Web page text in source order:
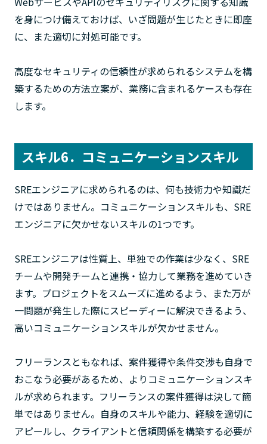
を身につけ備えておけば、いざ問題が生じたときに即座
に、また適切に対処可能です。
高度なセキュリティの信頼性が求められるシステムを構
築するための方法立案が、業務に含まれるケースも存在
します。
スキル6．コミュニケーションスキル
SREエンジニアに求められるのは、何も技術力や知識だ
けではありません。コミュニケーションスキルも、SRE
エンジニアに欠かせないスキルの1つです。
SREエンジニアは性質上、単独での作業は少なく、SRE
チームや開発チームと連携・協力して業務を進めていき
ます。プロジェクトをスムーズに進めるよう、また万が
一問題が発生した際にスピーディーに解決できるよう、
高いコミュニケーションスキルが欠かせません。
フリーランスともなれば、案件獲得や条件交渉も自身で
おこなう必要があるため、よりコミュニケーションスキ
ルが求められます。フリーランスの案件獲得は決して簡
単ではありません。自身のスキルや能力、経験を適切に
アピールし、クライアントと信頼関係を構築する必要が